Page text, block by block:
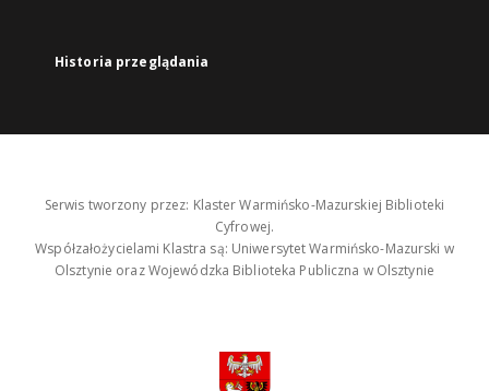
Historia przeglądania
Serwis tworzony przez: Klaster Warmińsko-Mazurskiej Biblioteki
Cyfrowej.
Współzałożycielami Klastra są: Uniwersytet Warmińsko-Mazurski w
Olsztynie oraz Wojewódzka Biblioteka Publiczna w Olsztynie